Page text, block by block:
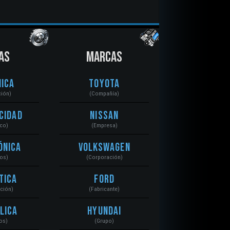
MARCAS
Toyota
(Compañía)
Nissan
(Empresa)
Volkswagen
(Corporación)
Ford
(Fabricante)
Hyundai
(Grupo)